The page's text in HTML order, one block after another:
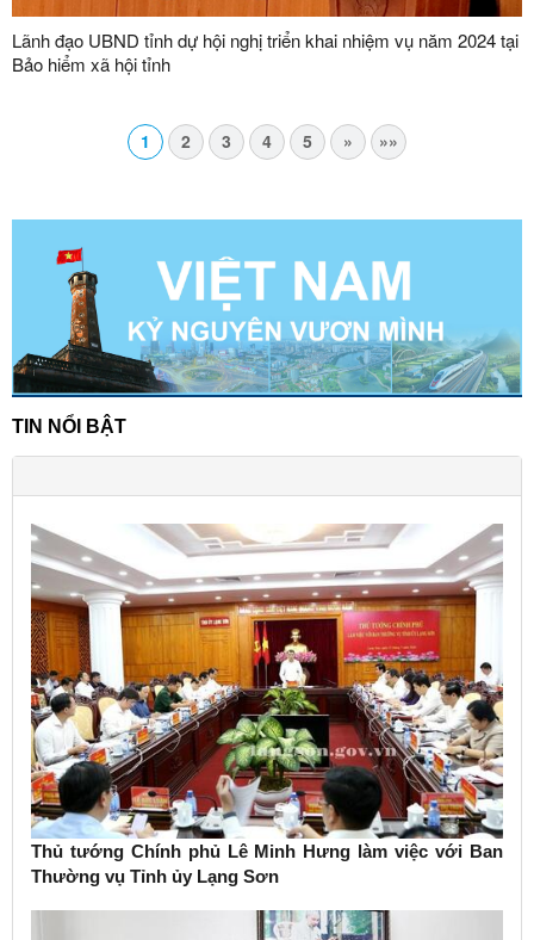
Lãnh đạo UBND tỉnh dự hội nghị triển khai nhiệm vụ năm 2024 tại
Bảo hiểm xã hội tỉnh
1 2 3 4 5 » »»
TIN NỔI BẬT
Thủ tướng Chính phủ Lê Minh Hưng làm việc với Ban
Thường vụ Tỉnh ủy Lạng Sơn